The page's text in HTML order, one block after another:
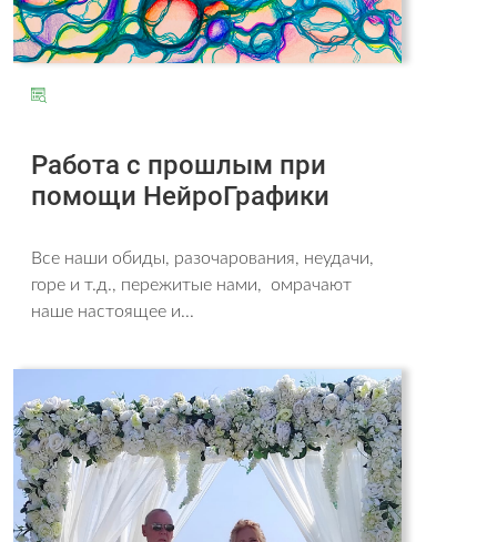
Работа с прошлым при
помощи НейроГрафики
Все наши обиды, разочарования, неудачи,
горе и т.д., пережитые нами, омрачают
наше настоящее и...